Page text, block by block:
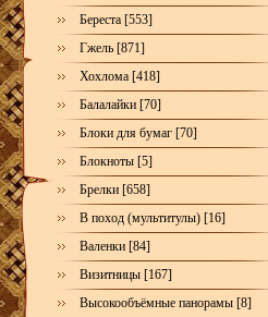
Береста [553]
Гжель [871]
Хохлома [418]
Балалайки [70]
Блоки для бумаг [70]
Блокноты [5]
Брелки [658]
В поход (мультитулы) [16]
Валенки [84]
Визитницы [167]
Высокообъёмные панорамы [8]